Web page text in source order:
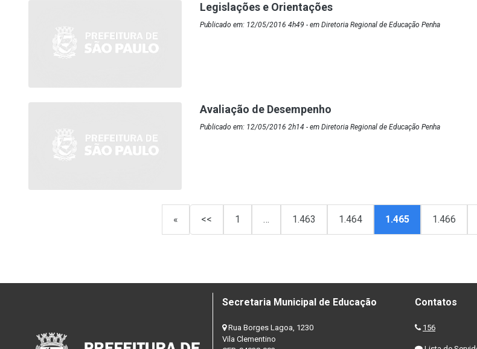
Legislações e Orientações
Publicado em: 12/05/2016 4h49 - em Diretoria Regional de Educação Penha
Avaliação de Desempenho
Publicado em: 12/05/2016 2h14 - em Diretoria Regional de Educação Penha
« << 1 … 1.463 1.464 1.465 1.466
Secretaria Municipal de Educação
Rua Borges Lagoa, 1230
Vila Clementino
Contatos
156